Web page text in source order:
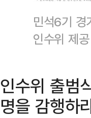
민석6기 경
인수위 제공
인수위 출범
명을 감행하